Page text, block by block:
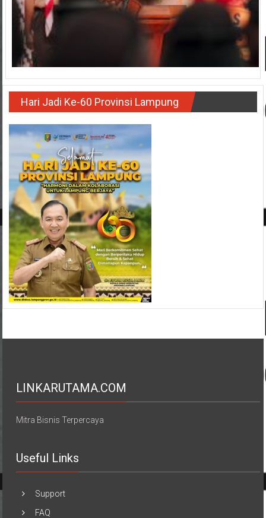
Hari Jadi Ke-60 Provinsi Lampung
LINKARUTAMA.COM
Mitra Bisnis Terpercaya
Useful Links
Support
FAQ